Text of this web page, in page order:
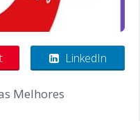
LinkedIn
Melhores